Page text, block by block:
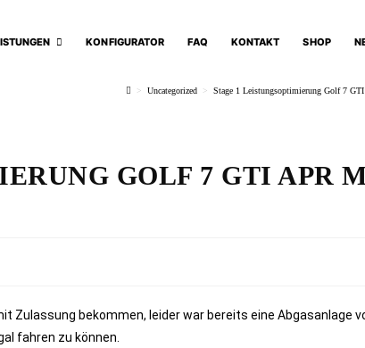
KONFIGURATOR FAQ KONTAKT SHOP
> Uncategorized > Stage 1 Leistungsoptimierung Golf 7
GOLF 7 GTI APR
Zulassung bekommen, leider war bereits eine Abgasanlage
fahren zu können.